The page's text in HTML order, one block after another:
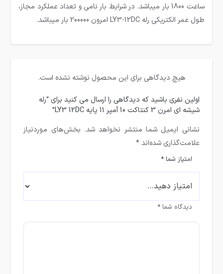
ساعت 1800 بار میباشد. در شرایط بار نامی و تعداد عملکرد مجاز،
طول عمر الکتریکی رله LY3-12DC امرون 200000 بار میباشد.
هیچ دیدگاهی برای این محصول نوشته نشده است.
اولین نفری باشید که دیدگاهی را ارسال می کنید برای “رله
شیشه ای امرن 3 کنتاکت 10 آمپر 11 پایه LY3 12DC”
نشانی ایمیل شما منتشر نخواهد شد. بخش‌های موردنیاز
علامت‌گذاری شده‌اند*
امتیاز شما*
دیدگاه شما*